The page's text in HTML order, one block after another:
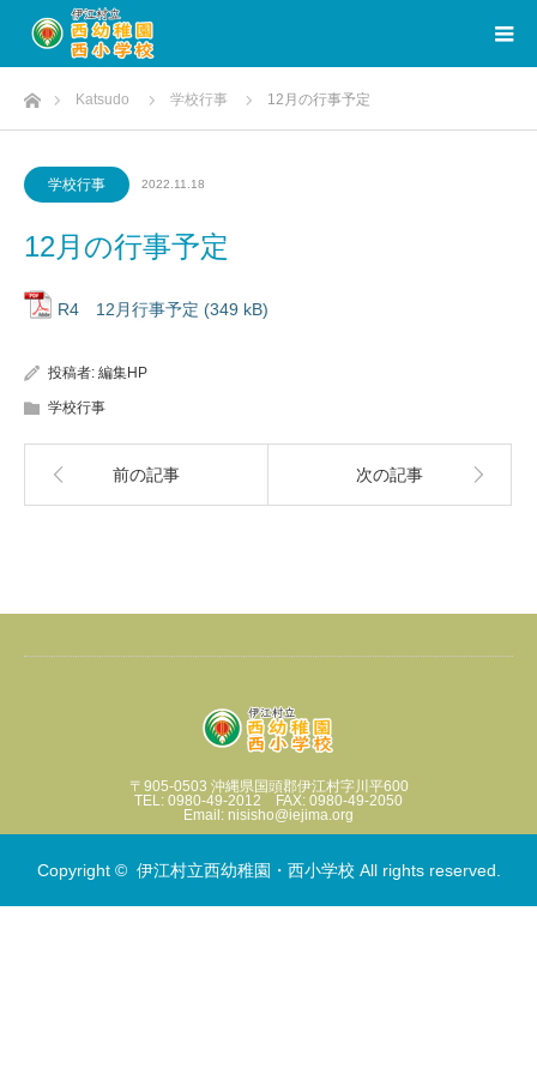
ホームKatsudo 学校行事 12月の行事予定
学校行事 2022.11.18
12月の行事予定
R4 12月行事予定
投稿者: 編集HP
学校行事
前の記事 次の記事
〒905-0503 沖縄県国頭郡伊江村字川平600
TEL: 0980-49-2012 FAX: 0980-49-2050
Email: nisisho@iejima.org
Copyright © 伊江村立西幼稚園・西小学校 All rights reserved.